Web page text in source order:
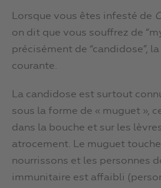
Lorsque vous êtes infesté de
on dit que vous souffrez de
précisément de “candidose”,
courante.
La candidose est surtout
sous la forme de « muguet »,
dans la bouche et sur les
atrocement. Le muguet
nourrissons et les personnes
immunitaire est affaibli